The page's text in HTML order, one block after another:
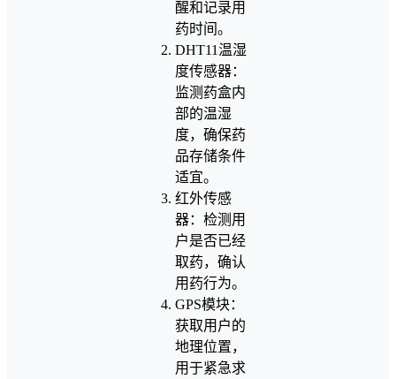
醒和记录用
药时间。
DHT11温湿
度传感器：
监测药盒内
部的温湿
度，确保药
品存储条件
适宜。
红外传感
器：检测用
户是否已经
取药，确认
用药行为。
GPS模块：
获取用户的
地理位置，
用于紧急求